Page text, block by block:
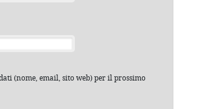
(nome, email, sito web) per il prossimo